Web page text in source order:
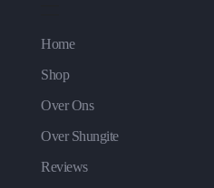
Home
Shop
Over Ons
Over Shungite
Reviews